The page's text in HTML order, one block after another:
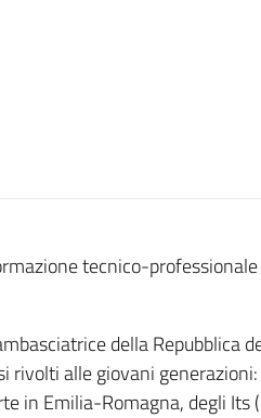
tecnico-
della Repubblica
rivolti alle giovani
in Emilia-Romagna, degli Its